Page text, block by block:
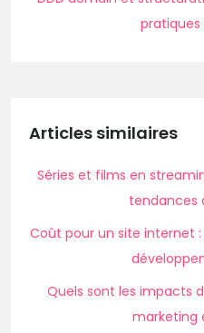
Articles similaires
Séries et films en
tendances
Coût pour un site internet
Quels sont les impacts
marketing